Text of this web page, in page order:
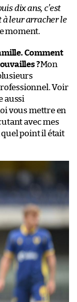
dix ans, c’est
à leur arracher le
moment.
Comment
?Mon
Voir
aussi
vous mettre en
avec mes
quel point il était